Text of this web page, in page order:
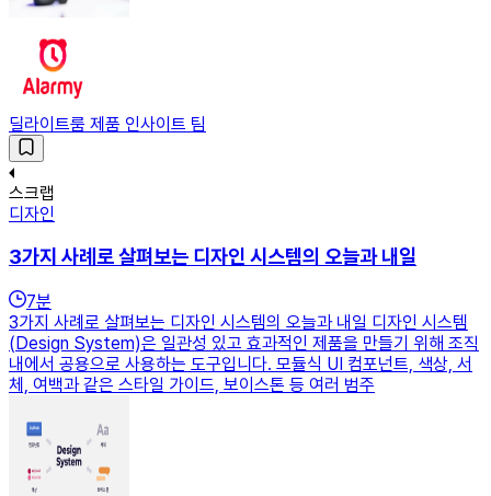
딜라이트룸 제품 인사이트 팀
스크랩
디자인
3가지 사례로 살펴보는 디자인 시스템의 오늘과 내일
7분
3가지 사례로 살펴보는 디자인 시스템의 오늘과 내일 디자인 시스템
(Design System)은 일관성 있고 효과적인 제품을 만들기 위해 조직
내에서 공용으로 사용하는 도구입니다. 모듈식 UI 컴포넌트, 색상, 서
체, 여백과 같은 스타일 가이드, 보이스톤 등 여러 범주